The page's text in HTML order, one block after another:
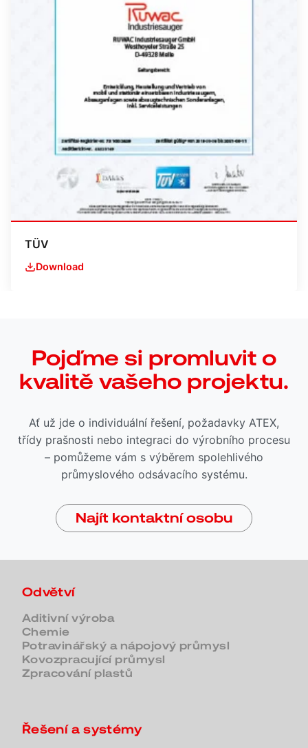
TÜV
Download
Pojďme si promluvit o
kvalitě vašeho projektu.
Ať už jde o individuální řešení, požadavky ATEX,
třídy prašnosti nebo integraci do výrobního procesu
– pomůžeme vám s výběrem spolehlivého
průmyslového odsávacího systému.
Najít kontaktní osobu
Odvětví
Aditivní výroba
Chemie
Potravinářský a nápojový průmysl
Kovozpracující průmysl
Zpracování plastů
Řešení a systémy